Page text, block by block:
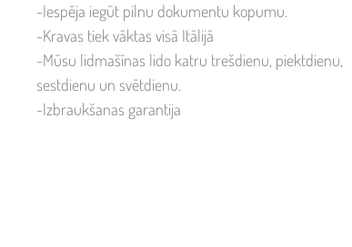
-Iespēja iegūt pilnu dokumentu kopumu.
-Kravas tiek vāktas visā Itālijā
-Mūsu lidmašīnas lido katru trešdienu, piektdienu,
sestdienu un svētdienu.
-Izbraukšanas garantija